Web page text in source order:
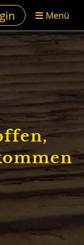
Menü